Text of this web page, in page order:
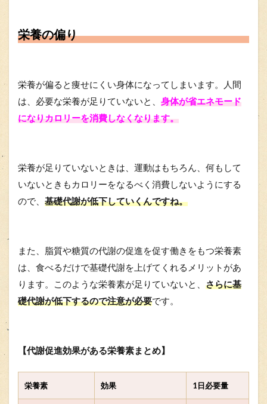
栄養の偏り
栄養が偏ると痩せにくい身体になってしまいます。人間
は、必要な栄養が足りていないと、 身体が省エネモード
になりカロリーを消費しなくなります。
栄養が足りていないときは、運動はもちろん、何もして
いないときもカロリーをなるべく消費しないようにする
ので、 基礎代謝が低下していくんですね。
また、脂質や糖質の代謝の促進を促す働きをもつ栄養素
は、食べるだけで基礎代謝を上げてくれるメリットがあ
ります。このような栄養素が足りていないと、 さらに基
礎代謝が低下するので注意が必要です。
【代謝促進効果がある栄養素まとめ】
栄養素 効果 1日必要量